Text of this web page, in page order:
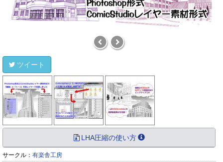
ツイート
LHA圧縮の使い方
サークル： 有楽舎工房